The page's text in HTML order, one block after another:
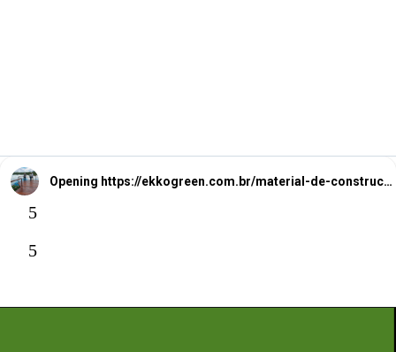
Opening https://ekkogreen.com.br/material-de-construcao-absorve-carbono/
5
5